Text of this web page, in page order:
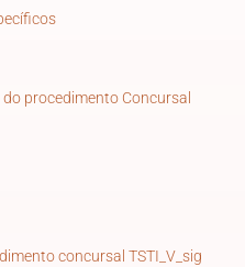
procedimento Concursal
concursal TSTI_V_sig